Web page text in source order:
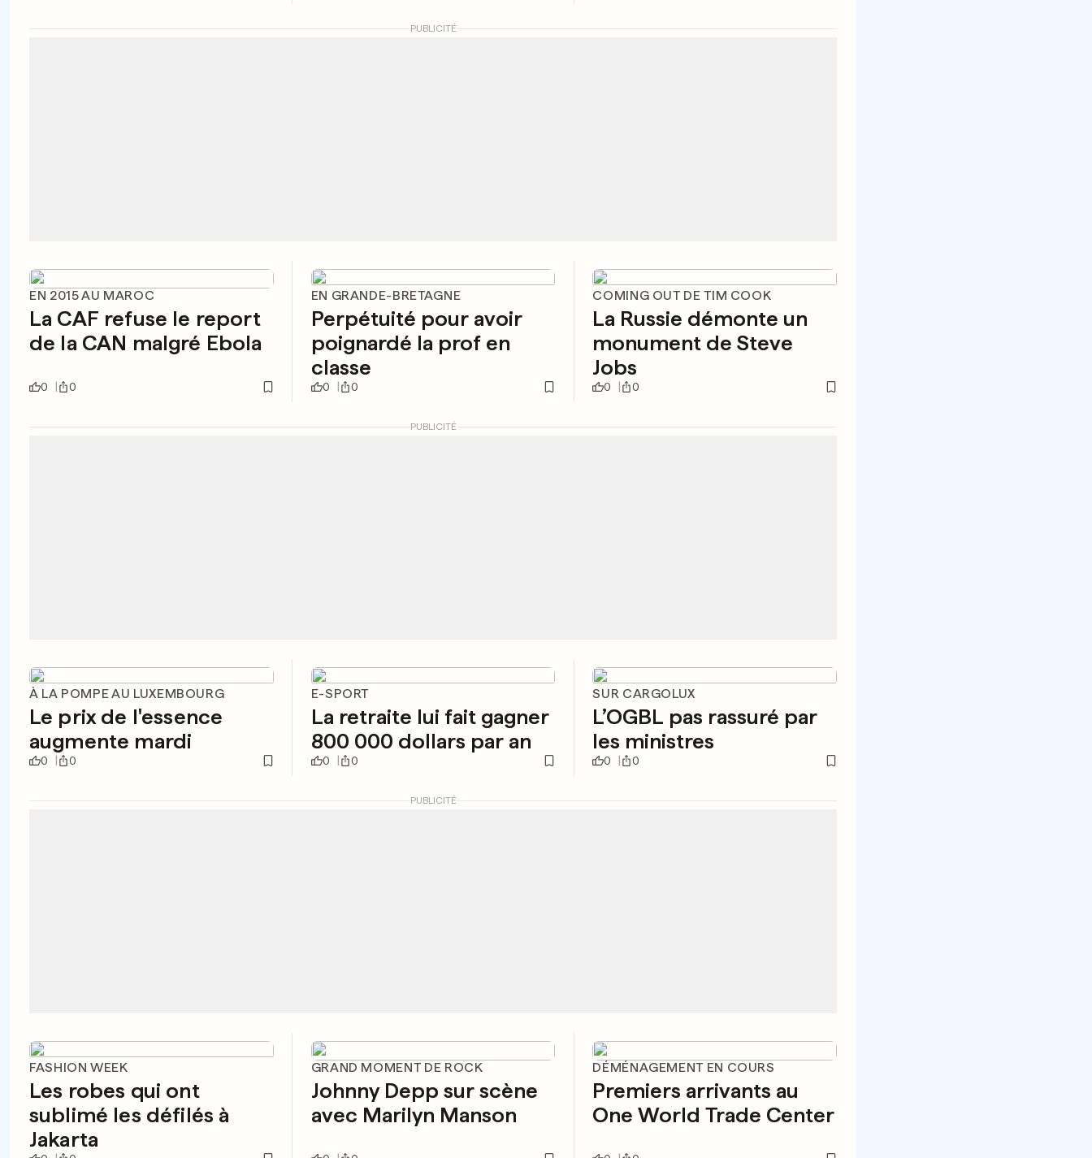
PUBLICITÉ
EN 2015 AU MAROC
La CAF refuse le report
de la CAN malgré Ebola
0 0
EN GRANDE-BRETAGNE
Perpétuité pour avoir
poignardé la prof en
classe
0 0
COMING OUT DE TIM COOK
La Russie démonte un
monument de Steve
Jobs
0 0
PUBLICITÉ
À LA POMPE AU LUXEMBOURG
Le prix de l'essence
augmente mardi
0 0
E-SPORT
La retraite lui fait gagner
800 000 dollars par an
0 0
SUR CARGOLUX
L’OGBL pas rassuré par
les ministres
0 0
PUBLICITÉ
FASHION WEEK
Les robes qui ont
sublimé les défilés à
Jakarta
GRAND MOMENT DE ROCK
Johnny Depp sur scène
avec Marilyn Manson
DÉMÉNAGEMENT EN COURS
Premiers arrivants au
One World Trade Center